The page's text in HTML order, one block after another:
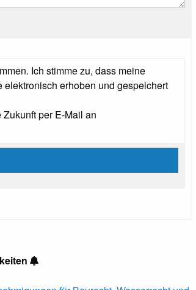
Ich stimme zu, dass meine
erhoben und gespeichert
per E-Mail an